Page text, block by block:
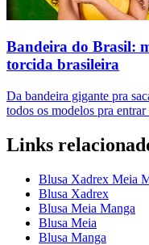
Bandeira do Brasil:
torcida brasileira
Da bandeira gigante pra
todos os modelos pra
Links
Blusa Xadrex Meia
Blusa Xadrex
Blusa Meia Manga
Blusa Meia
Blusa Manga